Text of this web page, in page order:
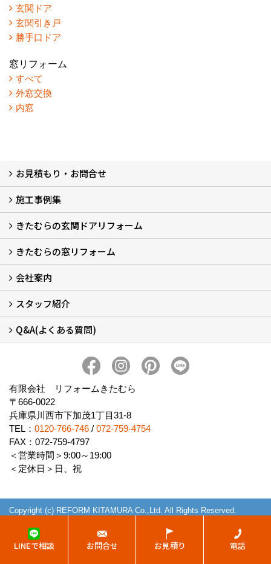
玄関ドア
玄関引き戸
勝手口ドア
窓リフォーム
すべて
外窓交換
内窓
お見積もり・お問合せ
LINEで概算見積もり
チャットで質問
問い合わせフォームから
オンライン相談
電話で相談
無料現地調査をご希望の方
施工事例集
玄関ドアリフォーム
玄関引戸リフォーム
勝手口ドアリフォーム
窓リフォーム
きたむらの玄関ドアリフォーム
玄関ドアリフォームについて
リシェントについて (23)
・玄関ドアバリエーション (52)
・玄関引戸バリエーション (44)
・勝手口ドアバリエーション (11)
安心の自社施工
無料点検
保証について
価格について
概算見積について (2)
きたむらの窓リフォーム
窓リフォームについて (5)
・内窓設置-LIXILインプラス
・内窓設置-AGCまどまど
・窓交換
・エコガラス交換
・防犯・防災ガラス交換
会社案内
会社概要 (2)
ブログ
アクセス
施工エリア
施工までの流れ
SNSインフォメーション
チャット機能
オンライン打合わせ
補助金について (2)
スタッフ紹介
スタッフ紹介
Q&A(よくある質問)
有限会社 リフォームきたむら
〒666-0022
兵庫県川西市下加茂1丁目31-8
TEL： 0120-766-746 / 072-759-4754
FAX：072-759-4797
＜営業時間＞9:00～19:00
＜定休日＞日、祝
Copyright (c) REFORM KITAMURA Co.,Ltd. All Rights Reserved.
LINEで相談 お問合せ お見積り 電話